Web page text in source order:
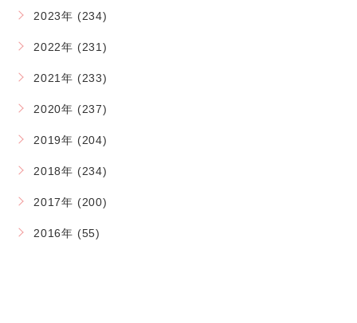
2023年 (234)
2022年 (231)
2021年 (233)
2020年 (237)
2019年 (204)
2018年 (234)
2017年 (200)
2016年 (55)